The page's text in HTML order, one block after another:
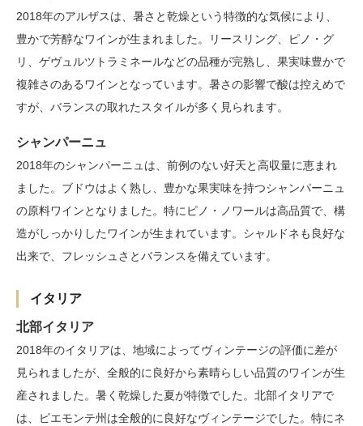
2018年のアルザスは、暑さと乾燥という特徴的な気候により、
豊かで芳醇なワインが生まれました。リースリング、ピノ・グ
リ、ゲヴュルツトラミネールなどの品種が完熟し、果実味豊かで
複雑さのあるワインとなっています。暑さの影響で酸は控えめで
すが、バランスの取れたスタイルが多く見られます。
シャンパーニュ
2018年のシャンパーニュは、前例のない好天と高収量に恵まれ
ました。ブドウはよく熟し、豊かな果実味を持つシャンパーニュ
の原料ワインとなりました。特にピノ・ノワールは高品質で、構
造がしっかりしたワインが生まれています。シャルドネも良好な
出来で、フレッシュさとバランスを備えています。
イタリア
北部イタリア
2018年のイタリアは、地域によってヴィンテージの評価に差が
見られましたが、全般的に良好から素晴らしい品質のワインが生
産されました。暑く乾燥した夏が特徴でした。北部イタリアで
は、ピエモンテ州は全般的に良好なヴィンテージでした。特にネ